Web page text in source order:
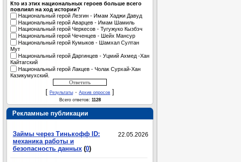
Кто из этих национальных героев больше всего
повлиял на ход истории?
Национальный герой Лезгин - Имам Хаджи Давуд
Национальный герой Аварцев - Имам Шамиль
Национальный герой Черкесов - Тугужуко Кызбэч
Национальный герой Чеченцев - Шейх Мансур
Национальный герой Кумыков - Шамхал Султан
Мут
Национальный герой Даргинцев - Уцмий Ахмед -Хан
Кайтагский
Национальный герой Лакцев - Чолак Сурхай-Хан
Казикумухский.
[ Результаты · Архив опросов ]
Всего ответов: 1128
Рекламные публикации
22.05.2026
Займы через Тинькофф ID:
механика работы и
безопасность данных (0)